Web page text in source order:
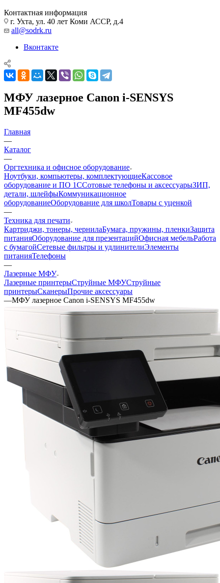
Контактная информация
г. Ухта, ул. 40 лет Коми АССР, д.4
all@sodrk.ru
Вконтакте
МФУ лазерное Canon i-SENSYS
MF455dw
Главная
—
Каталог
—
Оргтехника и офисное оборудование
Ноутбуки, компьютеры, комплектующиеКассовое
оборудование и ПО 1ССотовые телефоны и аксессуарыЗИП,
детали, шлейфыКоммуникационное
оборудованиеОборудование для школТовары с уценкой
—
Техника для печати
Картриджи, тонеры, чернилаБумага, пружины, пленкиЗащита
питанияОборудование для презентацийОфисная мебельРабота
с бумагойСетевые фильтры и удлинителиЭлементы
питанияТелефоны
—
Лазерные МФУ
Лазерные принтерыСтруйные МФУСтруйные
принтерыСканерыПрочие аксессуары
—МФУ лазерное Canon i-SENSYS MF455dw